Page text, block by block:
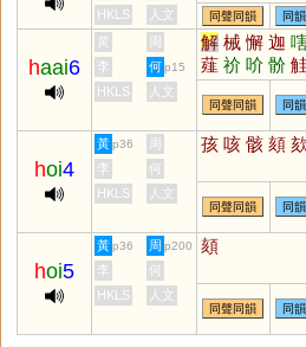
HKLS 人文 同聲同韻 同
haai6
黃 周 解 械 懈 迦
薤 祄 吤 骱
李 何 p15
HKLS 人文
同聲同韻 同
hoi4
黃 p36 周 孩 咳 骸 頦 欬
李
何
HKLS
人文
同聲同韻 同
hoi5
黃 p36 周 p200 頦
李
何
HKLS
人文
同聲同韻 同